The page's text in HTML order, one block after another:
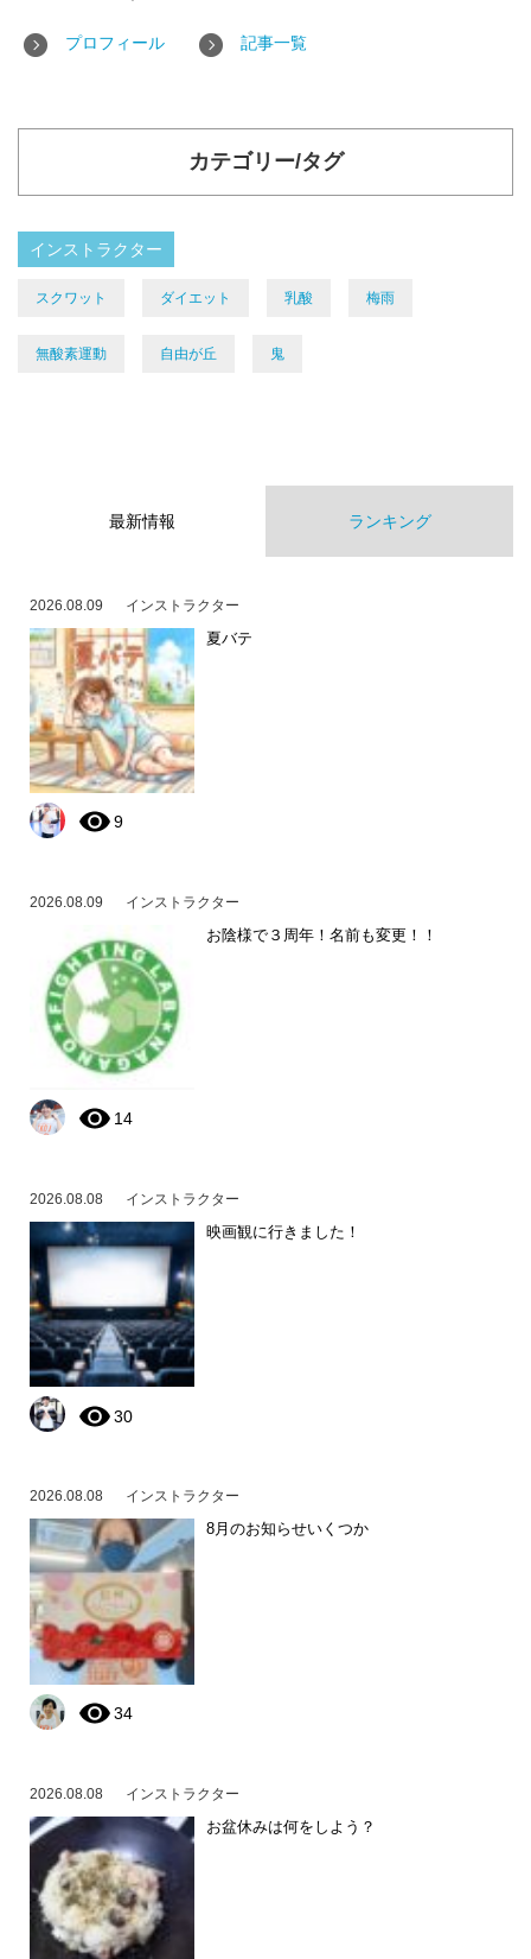
プロフィール 記事一覧
カテゴリー/タグ
インストラクター
スクワット ダイエット 乳酸 梅雨
無酸素運動 自由が丘 鬼
最新情報 ランキング
2026.08.09 インストラクター
夏バテ
9
2026.08.09 インストラクター
お陰様で３周年！名前も変更！！
14
2026.08.08 インストラクター
映画観に行きました！
30
2026.08.08 インストラクター
8月のお知らせいくつか
34
2026.08.08 インストラクター
お盆休みは何をしよう？